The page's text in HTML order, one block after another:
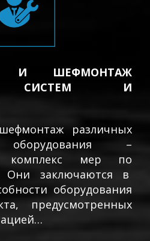
И ШЕФМОНТАЖ
СИСТЕМ И
различных
–
комплекс мер по
Они заключаются в
оборудования
предусмотренных